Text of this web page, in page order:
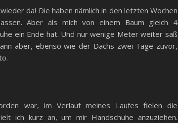
da! Die haben nämlich in den letzten Wochen
Aber als mich von einem Baum gleich 4
ein Ende hat. Und nur wenige Meter weiter saß
aber, ebenso wie der Dachs zwei Tage zuvor,
war, im Verlauf meines Laufes fielen die
ich kurz an, um mir Handschuhe anzuziehen.